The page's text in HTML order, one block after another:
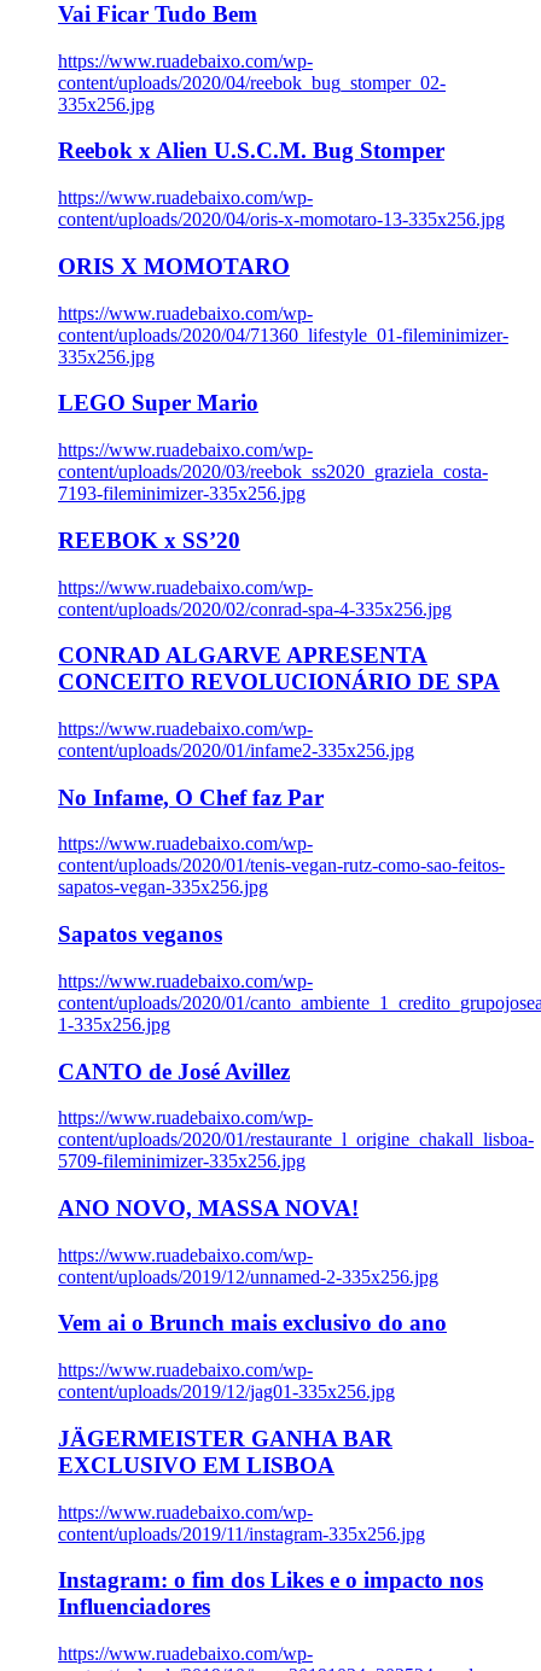
Vai Ficar Tudo Bem
https://www.ruadebaixo.com/wp-
content/uploads/2020/04/reebok_bug_stomper_02-
335x256.jpg
Reebok x Alien U.S.C.M. Bug Stomper
https://www.ruadebaixo.com/wp-
content/uploads/2020/04/oris-x-momotaro-13-335x256.jpg
ORIS X MOMOTARO
https://www.ruadebaixo.com/wp-
content/uploads/2020/04/71360_lifestyle_01-fileminimizer-
335x256.jpg
LEGO Super Mario
https://www.ruadebaixo.com/wp-
content/uploads/2020/03/reebok_ss2020_graziela_costa-
7193-fileminimizer-335x256.jpg
REEBOK x SS’20
https://www.ruadebaixo.com/wp-
content/uploads/2020/02/conrad-spa-4-335x256.jpg
CONRAD ALGARVE APRESENTA
CONCEITO REVOLUCIONÁRIO DE SPA
https://www.ruadebaixo.com/wp-
content/uploads/2020/01/infame2-335x256.jpg
No Infame, O Chef faz Par
https://www.ruadebaixo.com/wp-
content/uploads/2020/01/tenis-vegan-rutz-como-sao-feitos-
sapatos-vegan-335x256.jpg
Sapatos veganos
https://www.ruadebaixo.com/wp-
content/uploads/2020/01/
1-335x256.jpg
CANTO de José Avillez
https://www.ruadebaixo.com/wp-
content/uploads/2020/01/restaurante_l_origine_chakall_lisboa-
5709-fileminimizer-335x256.jpg
ANO NOVO, MASSA NOVA!
https://www.ruadebaixo.com/wp-
content/uploads/2019/12/unnamed-2-335x256.jpg
Vem ai o Brunch mais exclusivo do ano
https://www.ruadebaixo.com/wp-
content/uploads/2019/12/jag01-335x256.jpg
JÄGERMEISTER GANHA BAR
EXCLUSIVO EM LISBOA
https://www.ruadebaixo.com/wp-
content/uploads/2019/11/instagram-335x256.jpg
Instagram: o fim dos Likes e o impacto nos
Influenciadores
https://www.ruadebaixo.com/wp-